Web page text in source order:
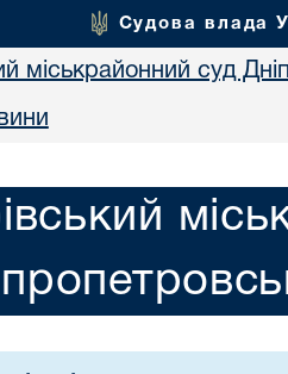
Судова влада
міськрайонний суд